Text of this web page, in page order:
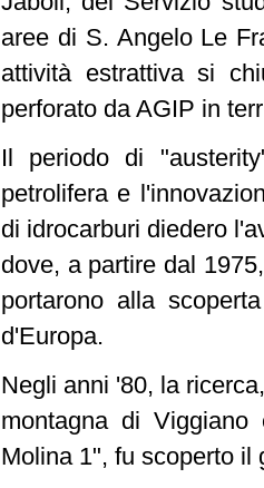
aree di S. Angelo Le
attività estrattiva si
perforato da AGIP in
Il periodo di
petrolifera e
di idrocarburi diedero
dove, a partire dal
portarono alla
d'Europa.
Negli anni '80, la
montagna di
Molina 1", fu scoperto il